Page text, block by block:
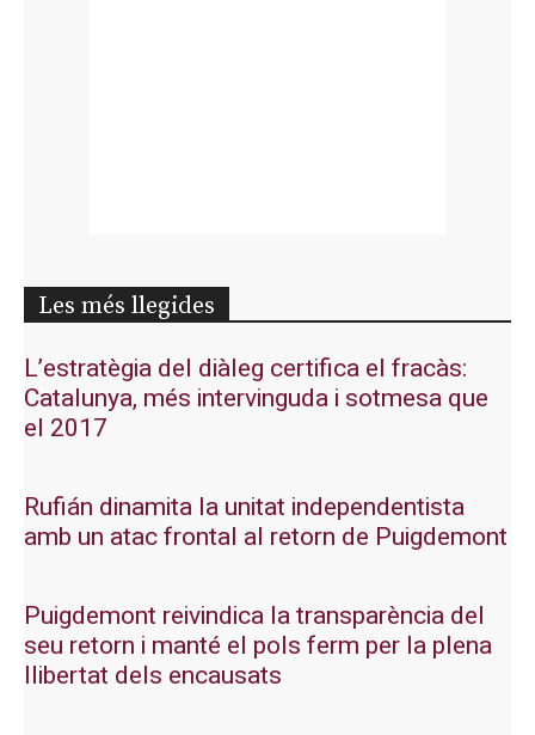
Les més llegides
L’estratègia del diàleg certifica el fracàs:
Catalunya, més intervinguda i sotmesa que
el 2017
Rufián dinamita la unitat independentista
amb un atac frontal al retorn de Puigdemont
Puigdemont reivindica la transparència del
seu retorn i manté el pols ferm per la plena
llibertat dels encausats